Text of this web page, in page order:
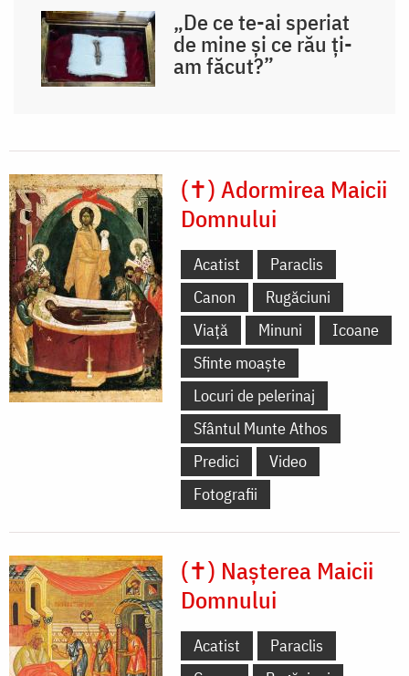
„De ce te-ai speriat
de mine și ce rău ți-
am făcut?”
(✝) Adormirea Maicii
Domnului
Acatist
Paraclis
Canon
Rugăciuni
Viață
Minuni
Icoane
Sfinte moaște
Locuri de pelerinaj
Sfântul Munte Athos
Predici
Video
Fotografii
(✝) Nașterea Maicii
Domnului
Acatist
Paraclis